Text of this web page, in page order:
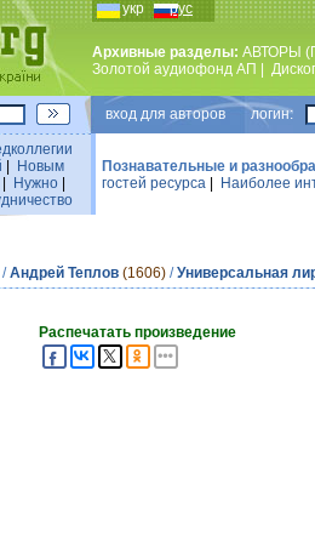
укр рус
Архивные разделы: АВТОРЫ
Золотой аудиофонд АП
вход для авторов логин:
Новым
Нужно|
Познавательные и
гостей ресурса
Наиболее
/Андрей Теплов (1606) /Универсальная
Распечатать произведение